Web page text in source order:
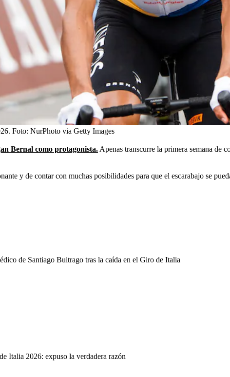
Foto: NurPhoto via Getty Images
Bernal como protagonista. Apenas transcurre la primera semana de
y de contar con muchas posibilidades para que el escarabajo se
de Santiago Buitrago tras la caída en el Giro de Italia
Italia 2026: expuso la verdadera razón